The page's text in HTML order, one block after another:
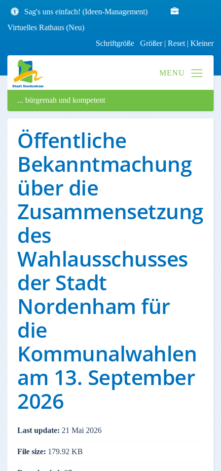
Sag's uns einfach! (Ideen-Management)
Virtuelles Rathaus (Neu)
Schriftgröße Größer| Reset | Kleiner
... bürgernah und kompetent
Öffentliche
Bekanntmachung
über die
Zusammensetzung
des
Wahlausschusses
der Stadt
Nordenham für
die
Kommunalwahlen
am 13. September
2026
Last update: 21 Mai 2026
File size: 179.92 KB